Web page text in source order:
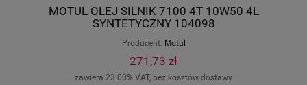
MOTUL OLEJ SILNIK 7100 4T 10W50 4L
SYNTETYCZNY 104098
Producent: Motul
271,73 zł
zawiera 23.00% VAT, bez kosztów dostawy